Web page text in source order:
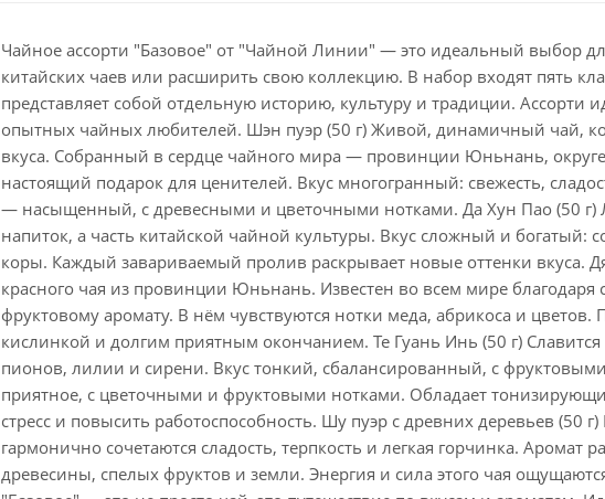
Чайное ассорти "Базовое" от "Чайной Линии" — это идеальный выбор
китайских чаев или расширить свою коллекцию. В набор входят пять
представляет собой отдельную историю, культуру и традиции.
опытных чайных любителей. Шэн пуэр (50 г) Живой, динамичный чай,
вкуса. Собранный в сердце чайного мира — провинции Юньнань,
настоящий подарок для ценителей. Вкус многогранный: свежесть,
— насыщенный, с древесными и цветочными нотками. Да Хун Пао (50 г)
напиток, а часть китайской чайной культуры. Вкус сложный и богатый:
коры. Каждый завариваемый пролив раскрывает новые оттенки вкуса.
красного чая из провинции Юньнань. Известен во всем мире
фруктовому аромату. В нём чувствуются нотки меда, абрикоса и
кислинкой и долгим приятным окончанием. Те Гуань Инь (50 г)
пионов, лилии и сирени. Вкус тонкий, сбалансированный, с
приятное, с цветочными и фруктовыми нотками. Обладает
стресс и повысить работоспособность. Шу пуэр с древних деревьев
гармонично сочетаются сладость, терпкость и легкая горчинка. Аромат
древесины, спелых фруктов и земли. Энергия и сила этого чая